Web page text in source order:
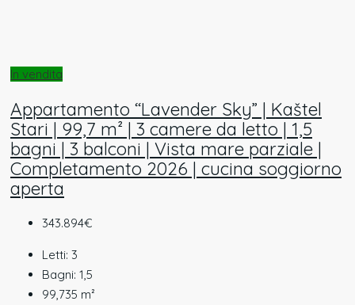
In vendita
Appartamento “Lavender Sky” | Kaštel
Stari | 99,7 m² | 3 camere da letto | 1,5
bagni | 3 balconi | Vista mare parziale |
Completamento 2026 | cucina soggiorno
aperta
343.894€
Letti: 3
Bagni: 1,5
99,735 m²